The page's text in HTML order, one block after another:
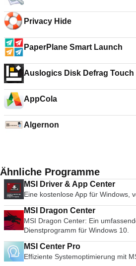
Privacy Hide
PaperPlane Smart Launch
Auslogics Disk Defrag Touch
AppCola
Algernon
Ähnliche Programme
MSI Driver & App Center
Eine kostenlose App für Windows,
MSI Dragon Center
MSI Dragon Center: Ein
Dienstprogramm für Windows 10.
MSI Center Pro
Effiziente Systemoptimierung mit